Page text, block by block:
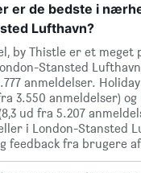
er de bedste i
Lufthavn?
by Thistle er et
Stansted
anmeldelser.
3.550 anmeldelser)
ud fra 5.207
i London-Stansted
feedback fra brugere